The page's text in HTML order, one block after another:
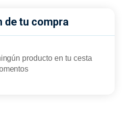
de tu compra
producto en tu cesta